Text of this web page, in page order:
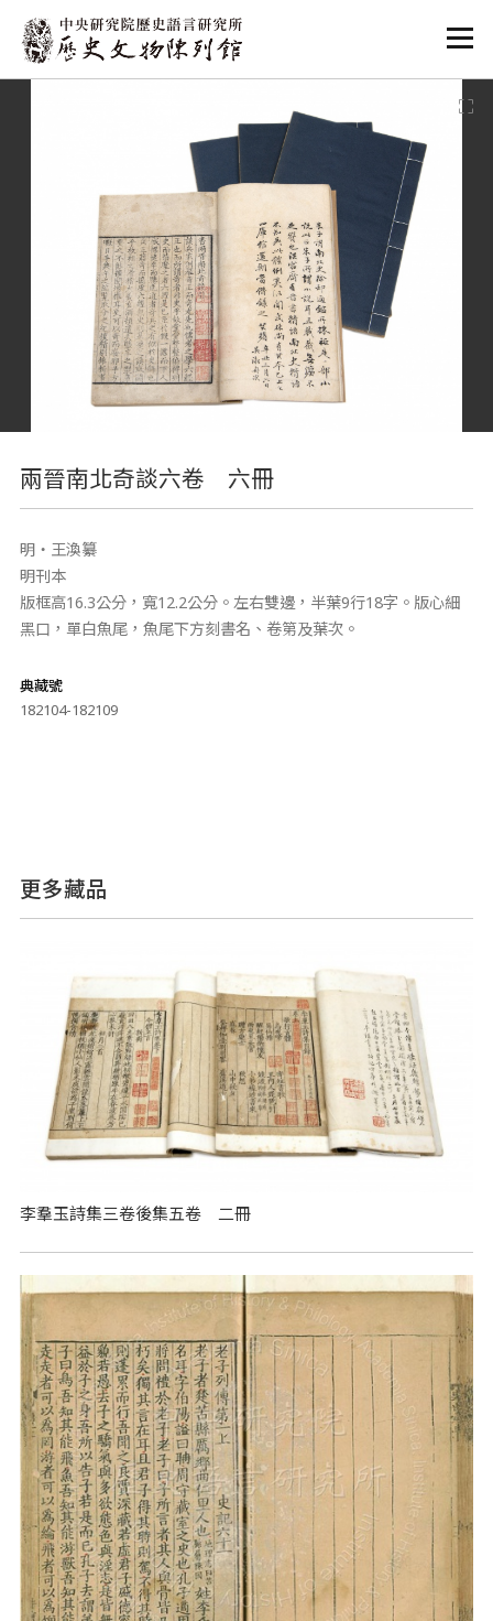
:::
兩晉南北奇談六卷 六冊
明‧王渙纂
明刊本
版框高16.3公分，寬12.2公分。左右雙邊，半葉9行18字。版心細
黑口，單白魚尾，魚尾下方刻書名、卷第及葉次。
典藏號
182104-182109
更多藏品
李羣玉詩集三卷後集五卷 二冊